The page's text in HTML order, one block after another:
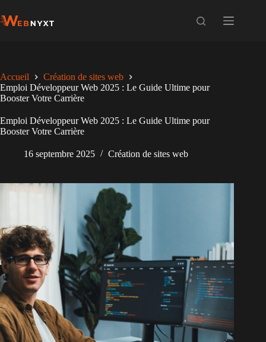
au
contenu
Accueil
Création de sites web
Emploi Développeur Web 2025 : Le Guide Ultime pour
Booster Votre Carrière
Emploi Développeur Web 2025 : Le Guide Ultime pour
Booster Votre Carrière
16 septembre 2025 Création de sites web